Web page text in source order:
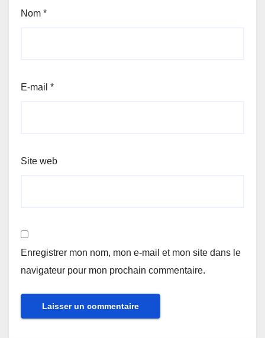
Nom *
E-mail *
Site web
Enregistrer mon nom, mon e-mail et mon site dans le
navigateur pour mon prochain commentaire.